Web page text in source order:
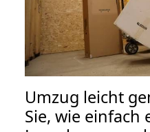
Umzug leicht
Sie, wie einfach